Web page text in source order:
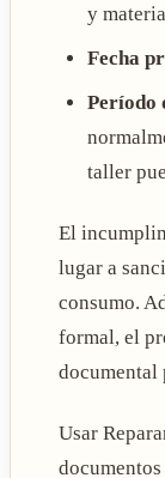
y
Fecha
Período
taller
El
lugar a
consumo.
formal, el
documental
Usar